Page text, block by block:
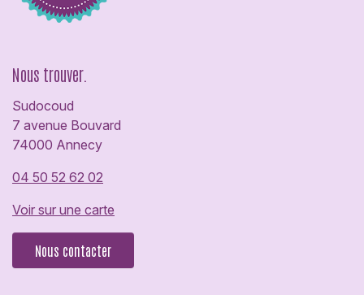
Nous trouver.
Sudocoud
7 avenue Bouvard
74000 Annecy
04 50 52 62 02
Voir sur une carte
Nous contacter